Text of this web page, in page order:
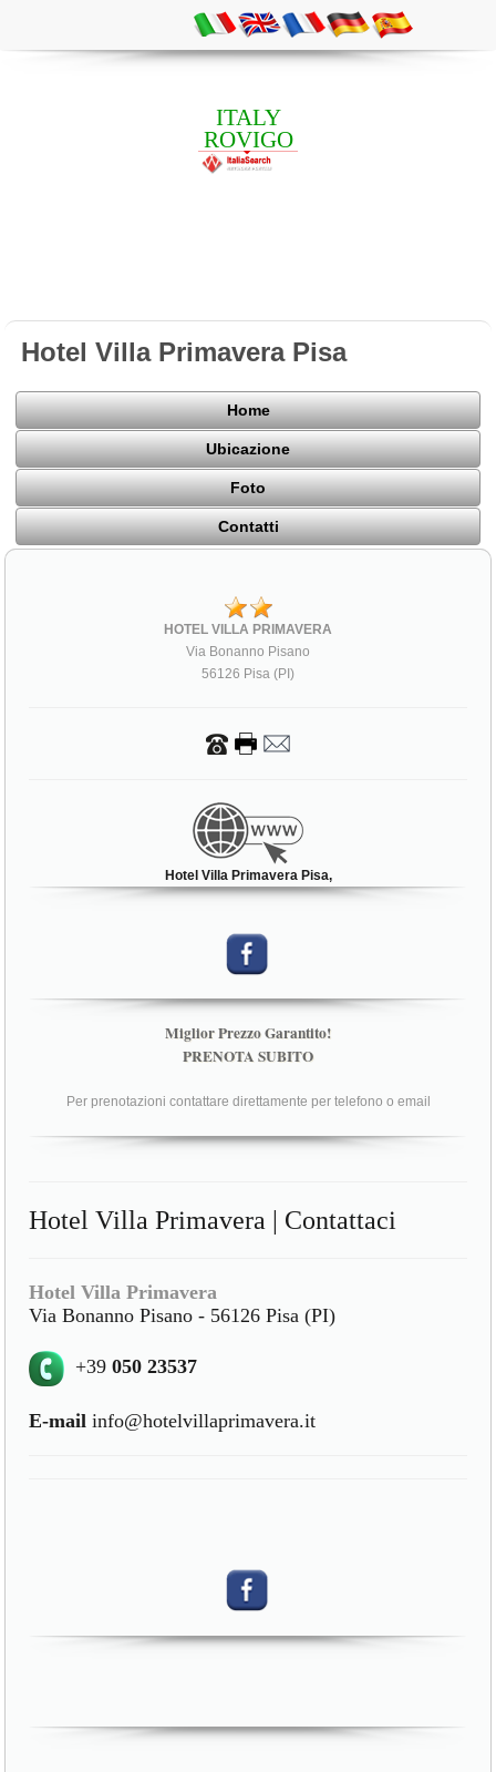
ITALY
ROVIGO
Hotel Villa Primavera Pisa
Home
Ubicazione
Foto
Contatti
HOTEL VILLA PRIMAVERA
Via Bonanno Pisano
56126 Pisa (PI)
Hotel Villa Primavera Pisa,
Miglior Prezzo Garantito!
PRENOTA SUBITO
Per prenotazioni contattare direttamente per telefono o email
Hotel Villa Primavera | Contattaci
Hotel Villa Primavera
Via Bonanno Pisano - 56126 Pisa (PI)
+39050 23537
E-mail info@hotelvillaprimavera.it